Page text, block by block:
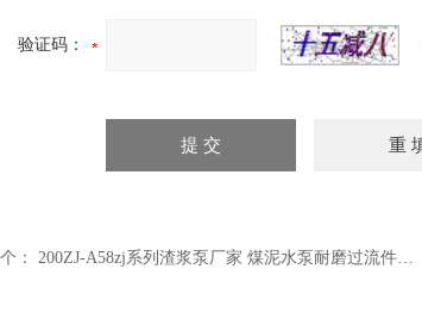
验证码：
： 200ZJ-A58zj系列渣浆泵厂家 煤泥水泵耐磨过流件配件 渣浆泵生产